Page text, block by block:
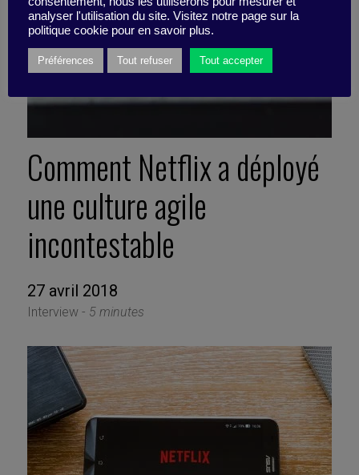
Comment Netflix a déployé
une culture agile
incontestable
27 avril 2018
Interview - 5 minutes
analyser l'utilisation du site. Visitez notre page sur la
politique cookie pour en savoir plus.
Préférences Tout refuser Tout accepter